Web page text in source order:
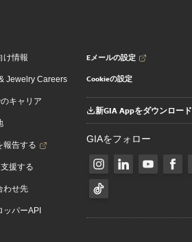
け情報
Jewelry Careers
キャリア
報告する
援する
わせ先
ッパーAPI
Eメールの設定
Cookieの設定
新GIA Appをダウンロード
GIAをフォロー